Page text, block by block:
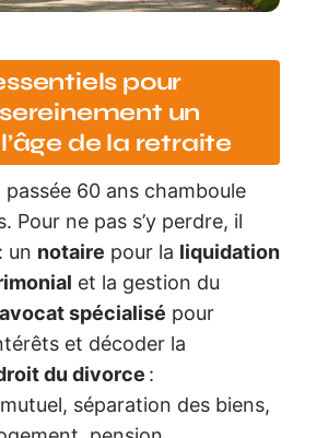
pour
un
de la retraite
60 ans chamboule
Pour ne pas s’y perdre, il
un notaire pour la liquidation
et la gestion du
avocat spécialisé pour
et décoder la
du divorce :
séparation des biens,